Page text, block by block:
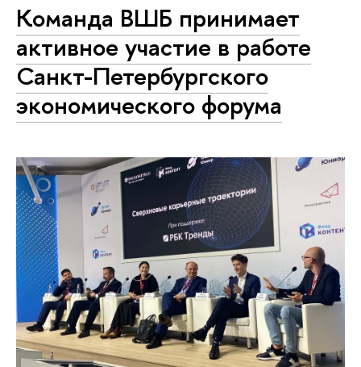
Команда ВШБ принимает
активное участие в работе
Санкт-Петербургского
экономического форума